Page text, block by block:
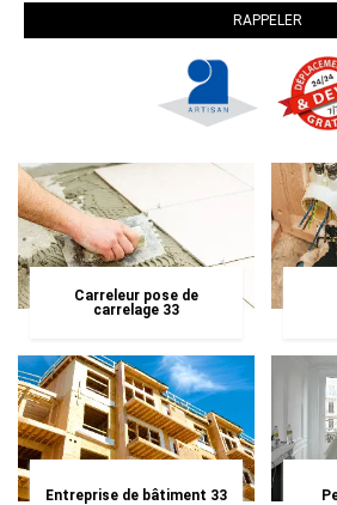
Carreleur pose de
carrelage 33
Entreprise de bâtiment 33